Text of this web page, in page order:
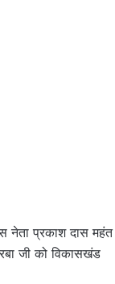
नेता प्रकाश दास महंत
जी को विकासखंड